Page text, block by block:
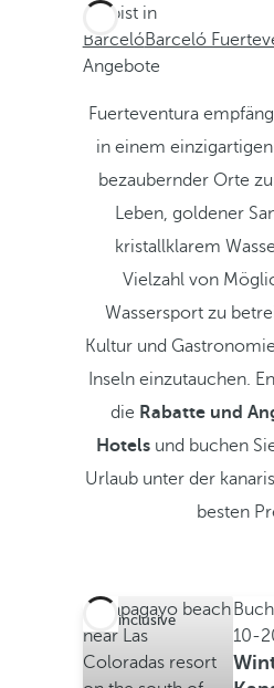
Du bist in
BarcelóBarceló
Angebote
Fuerteventura
in einem
bezaubernder Orte
Leben, goldener
kristallklarem
Vielzahl von
Wassersport zu
Kultur und
Inseln einzutauchen.
die Rabatte und
Hotels und buchen
Urlaub unter der
besten
All inclusive
10-